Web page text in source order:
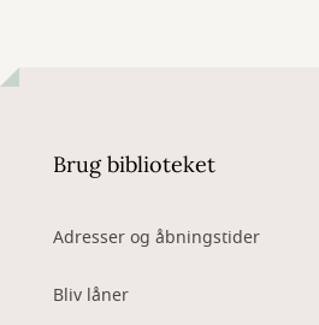
Brug biblioteket
Adresser og åbningstider
Bliv låner